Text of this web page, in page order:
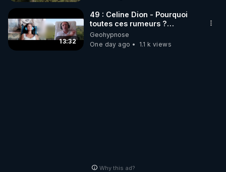
13:32
49 : Celine Dion - Pourquoi
toutes ces rumeurs ?
Enquête sous hypnose
Geohypnose
One day ago
1.1 k views
Why this ad?